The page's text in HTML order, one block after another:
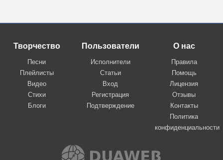
Творчество
Песни
Плейлисты
Видео
Стихи
Блоги
Пользователи
Исполнители
Статьи
Вход
Регистрация
Подтверждение
О нас
Правила
Помощь
Лицензия
Отзывы
Контакты
Политика
конфиденциальности